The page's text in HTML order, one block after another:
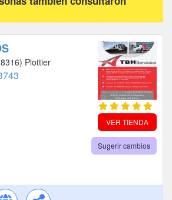
Plottier
VER TIENDA
Sugerir cambios